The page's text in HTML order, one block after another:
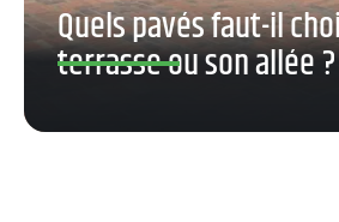
Quels pavés faut-il
terrasse ou son allée ?